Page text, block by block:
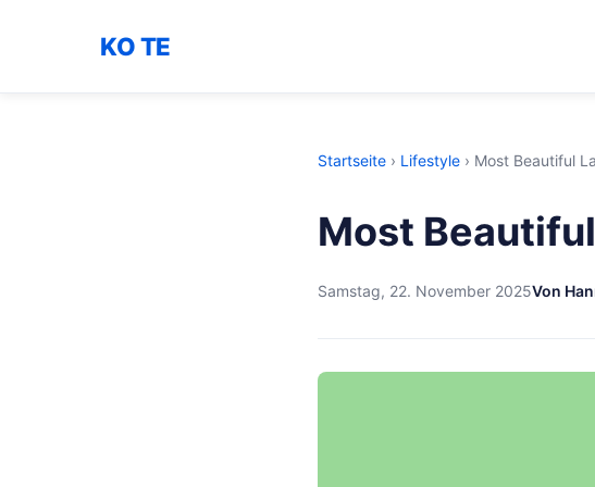
KO TE
Startseite › Lifestyle › Most Beautiful
Most
Samstag, 22. November 2025Von